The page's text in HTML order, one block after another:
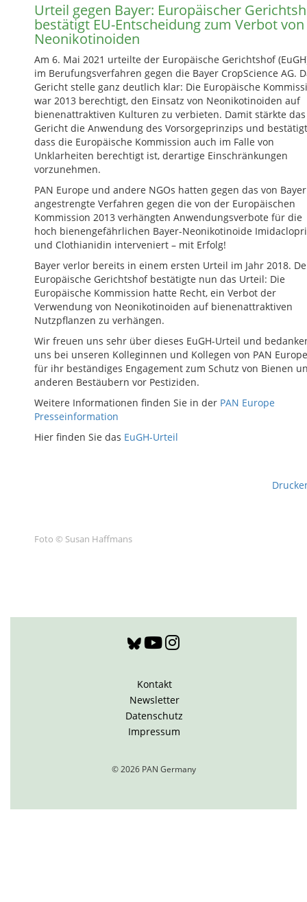
Urteil gegen Bayer: Europäischer
bestätigt EU-Entscheidung zum Verbot von
Neonikotinoiden
Am 6. Mai 2021 urteilte der Europäische Gerichtshof
im Berufungsverfahren gegen die Bayer CropScience AG.
Gericht stelle ganz deutlich klar: Die Europäische
war 2013 berechtigt, den Einsatz von Neonikotinoiden auf
bienenattraktiven Kulturen zu verbieten. Damit stärkte das
Gericht die Anwendung des Vorsorgeprinzips und
dass die Europäische Kommission auch im Falle von
Unklarheiten berechtigt ist, derartige Einschränkungen
vorzunehmen.
PAN Europe und andere NGOs hatten gegen das von Bayer
angestrengte Verfahren gegen die von der Europäischen
Kommission 2013 verhängten Anwendungsverbote für die
hoch bienengefährlichen Bayer-Neonikotinoide
und Clothianidin interveniert – mit Erfolg!
Bayer verlor bereits in einem ersten Urteil im Jahr 2018.
Europäische Gerichtshof bestätigte nun das Urteil: Die
Europäische Kommission hatte Recht, ein Verbot der
Verwendung von Neonikotinoiden auf bienenattraktiven
Nutzpflanzen zu verhängen.
Wir freuen uns sehr über dieses EuGH-Urteil und
uns bei unseren Kolleginnen und Kollegen von PAN Europe
für ihr beständiges Engagement zum Schutz von Bienen
anderen Bestäubern vor Pestiziden.
Weitere Informationen finden Sie in der PAN Europe
Presseinformation
Hier finden Sie das EuGH-Urteil
Foto © Susan Haffmans
Kontakt
Newsletter
Datenschutz
Impressum
© 2026 PAN Germany